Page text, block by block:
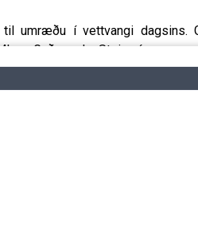
til umræðu í vettvangi dagsins.
og Guðmundur Steingrímsson,